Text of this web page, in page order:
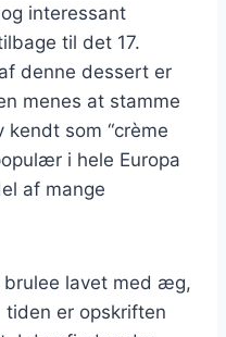
interessant
til det 17.
denne dessert er
menes at stamme
som “crème
i hele Europa
af mange
brulee lavet med æg,
tiden er opskriften